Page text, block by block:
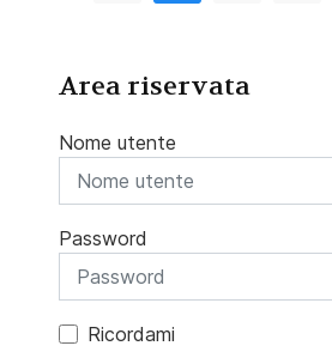
Area riservata
Nome utente
Password
Ricordami